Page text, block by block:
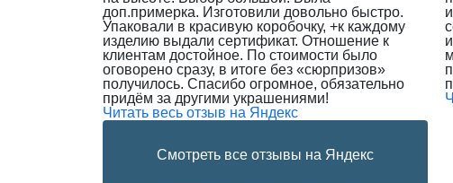
доп.примерка. Изготовили довольно быстро.
Упаковали в красивую коробочку, +к каждому
изделию выдали сертификат. Отношение к
клиентам достойное. По стоимости было
оговорено сразу, в итоге без «сюрпризов»
получилось. Спасибо огромное, обязательно
придём за другими украшениями!
Читать весь отзыв на Яндекс
Смотреть все отзывы на Яндекс